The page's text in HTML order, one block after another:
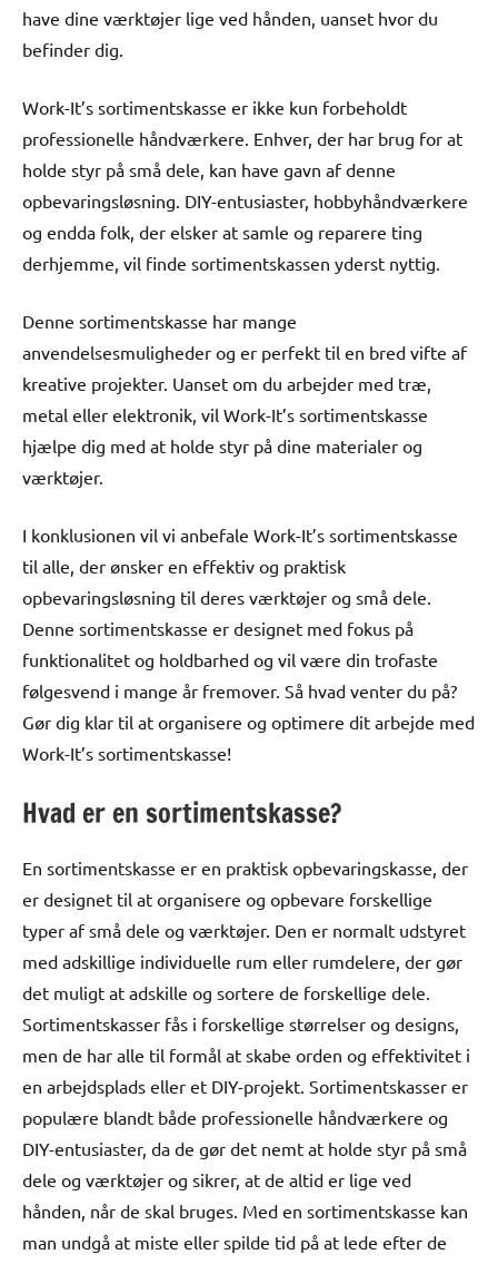
have dine værktøjer lige ved hånden, uanset hvor du
befinder dig.
Work-It’s sortimentskasse er ikke kun forbeholdt
professionelle håndværkere. Enhver, der har brug for at
holde styr på små dele, kan have gavn af denne
opbevaringsløsning. DIY-entusiaster, hobbyhåndværkere
og endda folk, der elsker at samle og reparere ting
derhjemme, vil finde sortimentskassen yderst nyttig.
Denne sortimentskasse har mange
anvendelsesmuligheder og er perfekt til en bred vifte af
kreative projekter. Uanset om du arbejder med træ,
metal eller elektronik, vil Work-It’s sortimentskasse
hjælpe dig med at holde styr på dine materialer og
værktøjer.
I konklusionen vil vi anbefale Work-It’s sortimentskasse
til alle, der ønsker en effektiv og praktisk
opbevaringsløsning til deres værktøjer og små dele.
Denne sortimentskasse er designet med fokus på
funktionalitet og holdbarhed og vil være din trofaste
følgesvend i mange år fremover. Så hvad venter du på?
Gør dig klar til at organisere og optimere dit arbejde med
Work-It’s sortimentskasse!
Hvad er en sortimentskasse?
En sortimentskasse er en praktisk opbevaringskasse, der
er designet til at organisere og opbevare forskellige
typer af små dele og værktøjer. Den er normalt udstyret
med adskillige individuelle rum eller rumdelere, der gør
det muligt at adskille og sortere de forskellige dele.
Sortimentskasser fås i forskellige størrelser og designs,
men de har alle til formål at skabe orden og effektivitet i
en arbejdsplads eller et DIY-projekt. Sortimentskasser er
populære blandt både professionelle håndværkere og
DIY-entusiaster, da de gør det nemt at holde styr på små
dele og værktøjer og sikrer, at de altid er lige ved
hånden, når de skal bruges. Med en sortimentskasse kan
man undgå at miste eller spilde tid på at lede efter de